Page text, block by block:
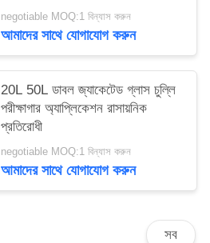
negotiable MOQ:1 বিন্যাস করুন
আমাদের সাথে যোগাযোগ করুন
20L 50L ডাবল জ্যাকেটেড গ্লাস চুল্লি
পরীক্ষাগার অ্যাপ্লিকেশন রাসায়নিক
প্রতিরোধী
negotiable MOQ:1 বিন্যাস করুন
আমাদের সাথে যোগাযোগ করুন
সব